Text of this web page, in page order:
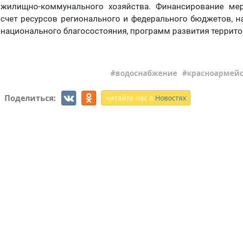
жилищно-коммунального хозяйства. Финансирование
счет ресурсов регионального и федерального бюджетов,
национального благосостояния, программ развития
водоснабжение
Поделиться: читайте нас в Новостях